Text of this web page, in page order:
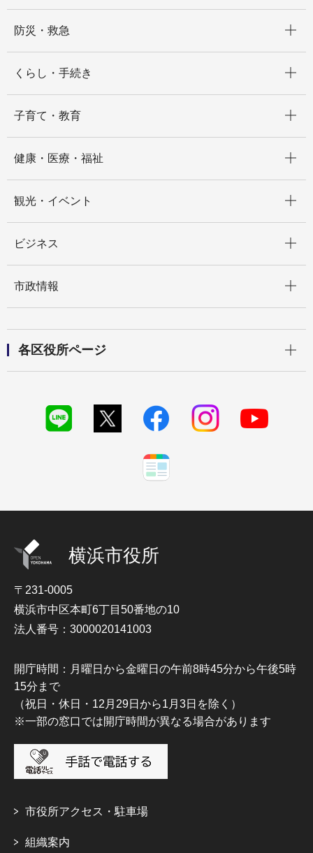
防災・救急
くらし・手続き
子育て・教育
健康・医療・福祉
観光・イベント
ビジネス
市政情報
各区役所ページ
横浜市役所
〒231-0005
横浜市中区本町6丁目50番地の10
法人番号：3000020141003
開庁時間：月曜日から金曜日の午前8時45分から午後5時
15分まで
（祝日・休日・12月29日から1月3日を除く）
※一部の窓口では開庁時間が異なる場合があります
市役所アクセス・駐車場
組織案内